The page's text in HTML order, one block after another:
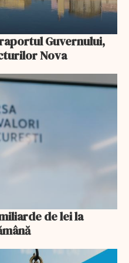
Guvernului,
Nova
de lei la